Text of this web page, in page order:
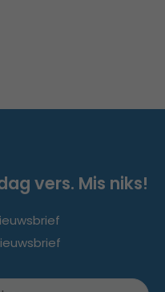
vers. Mis niks!